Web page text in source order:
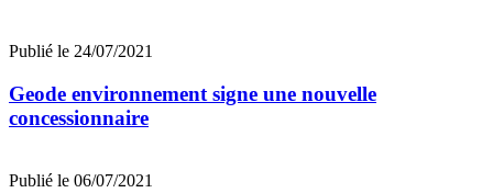
Publié le 24/07/2021
Geode environnement signe une nouvelle
concessionnaire
Publié le 06/07/2021